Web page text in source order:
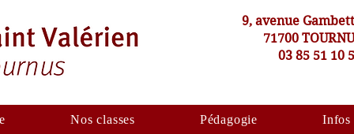
9, avenue
71700
03 85 51 10
Nos classes Pédagogie Infos